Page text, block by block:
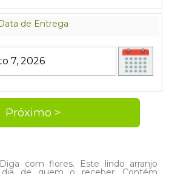
de Entrega
com flores. Este lindo arranjo